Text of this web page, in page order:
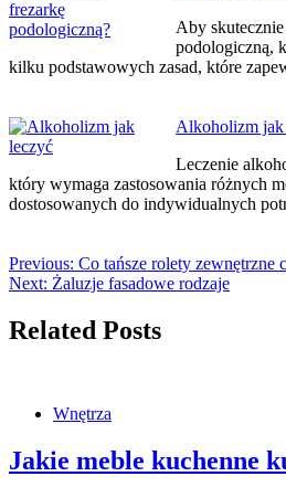
Aby
podologiczną,
kilku podstawowych zasad, które
Alkoholizm jak
Leczenie
który wymaga zastosowania różnych
dostosowanych do indywidualnych
Previous: Co tańsze rolety zewnętrzne
Next: Żaluzje fasadowe rodzaje
Related Posts
Wnętrza
Jakie meble kuchenne